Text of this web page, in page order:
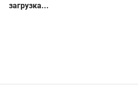
загрузка...